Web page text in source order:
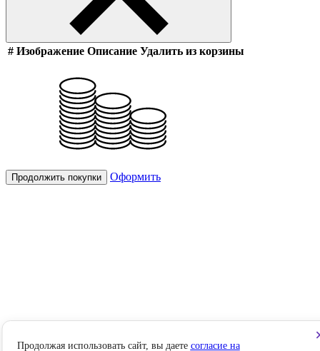
# Изображение Описание Удалить из корзины
Продолжить покупки Оформить
Продолжая использовать сайт, вы даете согласие на